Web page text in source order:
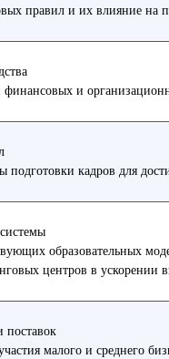
правил и их влияние на
и
подготовки кадров для
образовательных
центров в ускорении
малого и среднего